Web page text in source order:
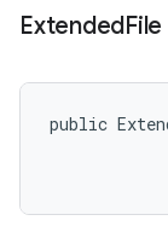
ExtendedFile
public